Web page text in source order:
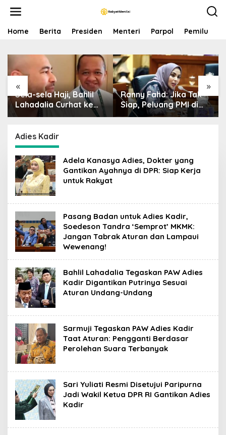
Home Berita Presiden Menteri Parpol Pemilu
« »
Sela-sela Haji, Bahlil
Lahadalia Curhat ke
Raffi Ahmad: Saya
Pencipta Lagu MBG,
Ajak Makan
Ranny Fahd: Jika Tak
Siap, Peluang PMI di
Jepang Bisa Jadi
Adies Kadir
Adela Kanasya Adies, Dokter yang
Gantikan Ayahnya di DPR: Siap Kerja
untuk Rakyat
Pasang Badan untuk Adies Kadir,
Soedeson Tandra ‘Semprot’ MKMK:
Jangan Tabrak Aturan dan Lampaui
Wewenang!
​Bahlil Lahadalia Tegaskan PAW Adies
Kadir Digantikan Putrinya Sesuai
Aturan Undang-Undang
​Sarmuji Tegaskan PAW Adies Kadir
Taat Aturan: Pengganti Berdasar
Perolehan Suara Terbanyak
​Sari Yuliati Resmi Disetujui Paripurna
Jadi Wakil Ketua DPR RI Gantikan Adies
Kadir